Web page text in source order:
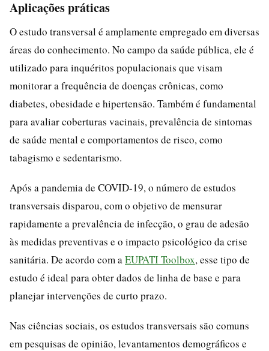
Aplicações práticas
O estudo transversal é amplamente empregado em diversas
áreas do conhecimento. No campo da saúde pública, ele é
utilizado para inquéritos populacionais que visam
monitorar a frequência de doenças crônicas, como
diabetes, obesidade e hipertensão. Também é fundamental
para avaliar coberturas vacinais, prevalência de sintomas
de saúde mental e comportamentos de risco, como
tabagismo e sedentarismo.
Após a pandemia de COVID-19, o número de estudos
transversais disparou, com o objetivo de mensurar
rapidamente a prevalência de infecção, o grau de adesão
às medidas preventivas e o impacto psicológico da crise
sanitária. De acordo com a EUPATI Toolbox, esse tipo de
estudo é ideal para obter dados de linha de base e para
planejar intervenções de curto prazo.
Nas ciências sociais, os estudos transversais são comuns
em pesquisas de opinião, levantamentos demográficos e